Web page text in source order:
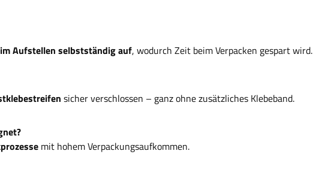
Aufstellen selbstständig auf, wodurch Zeit beim Verpacken gespart wird.
sicher verschlossen – ganz ohne zusätzliches Klebeband.
mit hohem Verpackungsaufkommen.